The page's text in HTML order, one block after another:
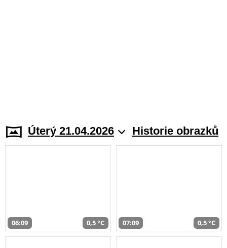
Úterý 21.04.2026 Historie obrazků
06:09 0,5 °C 07:09 0,5 °C